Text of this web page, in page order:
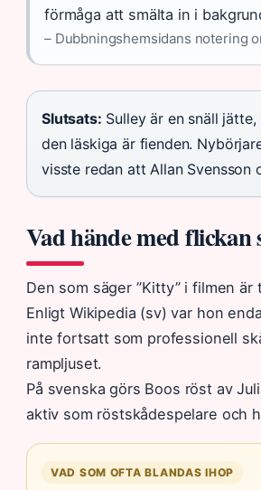
förmåga att smälta in i
– Dubbningshemsidans notering
Slutsats: Sulley är en snäll
den läskiga är fienden.
visste redan att Allan Svensson
Vad hände med
Den som säger ”Kitty” i filmen
Enligt Wikipedia (sv) var hon
inte fortsatt som professionell
rampljuset.
På svenska görs Boos röst av
aktiv som röstskådespelare och
VAD SOM OFTA BLANDAS IHOP